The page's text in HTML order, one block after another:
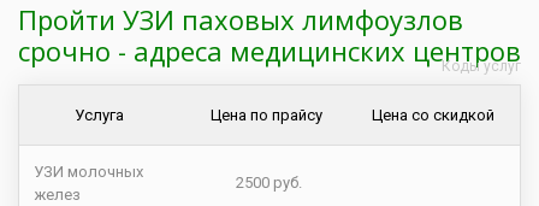
Пройти УЗИ паховых лимфоузлов
срочно - адреса медицинских центров
Услуга Цена по прайсу Цена со скидкой
УЗИ молочных
желез
2500 руб.
Коды услуг